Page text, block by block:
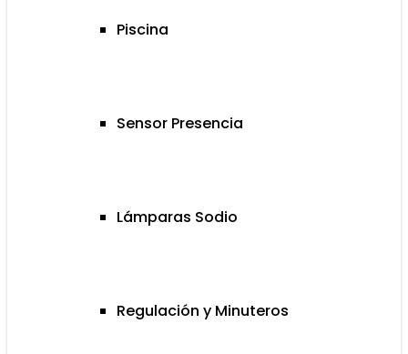
Piscina
Sensor Presencia
Lámparas Sodio
Regulación y Minuteros